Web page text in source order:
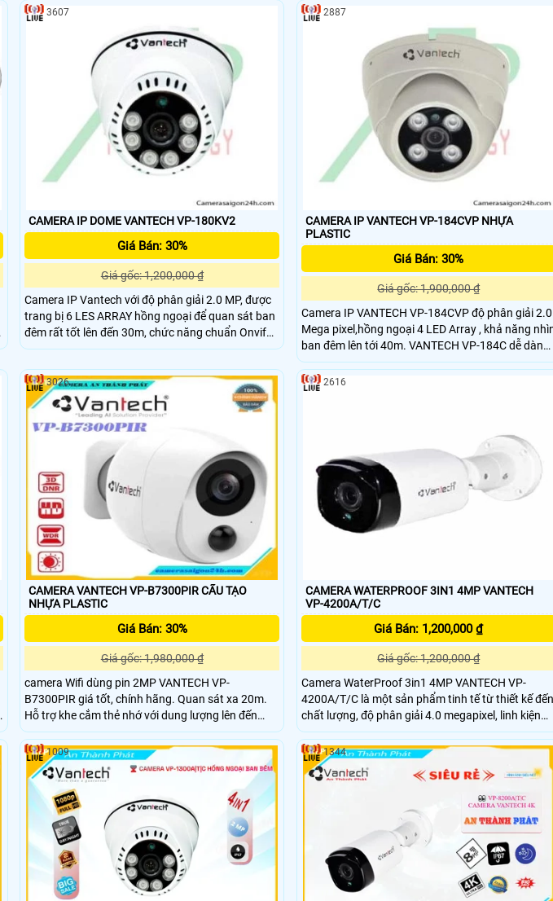
ảnh tốt nhất. Camera bán cầu VP-183DA phù hợp
lắp đặt bên trong nhà, cho các công trình gia đình,
văn phòng, cửa hàng…
CAMERA IP DOME VANTECH VP-180KV2
Giá Bán: 30%
Giá gốc: 1,200,000 ₫
Camera IP Vantech với độ phân giải 2.0 MP, được
trang bị 6 LES ARRAY hồng ngoại để quan sát ban
đêm rất tốt lên đến 30m, chức năng chuẩn Onvif
dễ dàng lắp đặt và sử dụng, phần mềm thân thiện.
3607
CAMERA IP VANTECH VP-184CVP NHỰA
PLASTIC
Giá Bán: 30%
Giá gốc: 1,900,000 ₫
Camera IP VANTECH VP-184CVP độ phân giải 2.0
Mega pixel,hồng ngoại 4 LED Array , khả năng
ban đêm lên tới 40m. VANTECH VP-184C dễ dàng
lắp đặt và sử dụng, phần mềm thân thiện.
2887
CAMERA VANTECH VP-B7300PIR CẤU TẠO
NHỰA PLASTIC
Giá Bán: 30%
Giá gốc: 1,980,000 ₫
camera Wifi dùng pin 2MP VANTECH VP-
B7300PIR giá tốt, chính hãng. Quan sát xa 20m.
Hỗ trợ khe cắm thẻ nhớ với dung lượng lên đến
128GB.
3026
CAMERA WATERPROOF 3IN1 4MP VANTECH
VP-4200A/T/C
Giá Bán: 1,200,000 ₫
Giá gốc: 1,200,000 ₫
Camera WaterProof 3in1 4MP VANTECH VP-
4200A/T/C là một sản phẩm tinh tế từ thiết kế đến
chất lượng, độ phân giải 4.0 megapixel, linh kiện
Sony, dễ dàng lắp đặt và sử dụng, phần mềm thân
thiện
2616
1009 1344